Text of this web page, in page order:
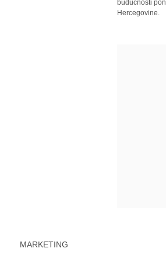
budućnosti
Hercegovine.
MARKETING